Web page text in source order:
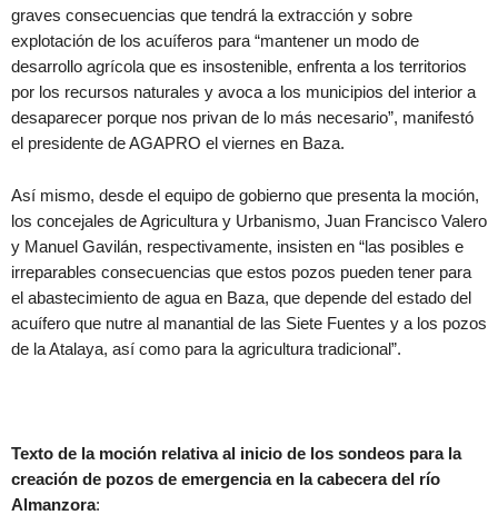
graves consecuencias que tendrá la extracción y sobre
explotación de los acuíferos para “mantener un modo de
desarrollo agrícola que es insostenible, enfrenta a los territorios
por los recursos naturales y avoca a los municipios del interior a
desaparecer porque nos privan de lo más necesario”, manifestó
el presidente de AGAPRO el viernes en Baza.
Así mismo, desde el equipo de gobierno que presenta la moción,
los concejales de Agricultura y Urbanismo, Juan Francisco Valero
y Manuel Gavilán, respectivamente, insisten en “las posibles e
irreparables consecuencias que estos pozos pueden tener para
el abastecimiento de agua en Baza, que depende del estado del
acuífero que nutre al manantial de las Siete Fuentes y a los pozos
de la Atalaya, así como para la agricultura tradicional”.
Texto de la moción relativa al inicio de los sondeos para la
creación de pozos de emergencia en la cabecera del río
Almanzora: